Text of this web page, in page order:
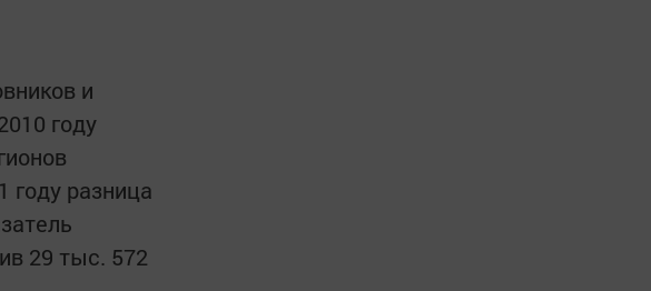
и
году
году разница
29 тыс. 572